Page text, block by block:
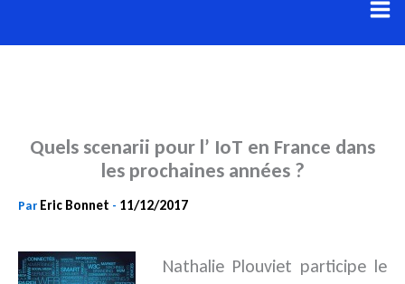
au
Quels scenarii pour l’ IoT en France dans
les prochaines années ?
Par Eric Bonnet - 11/12/2017
Nathalie Plouviet participe le